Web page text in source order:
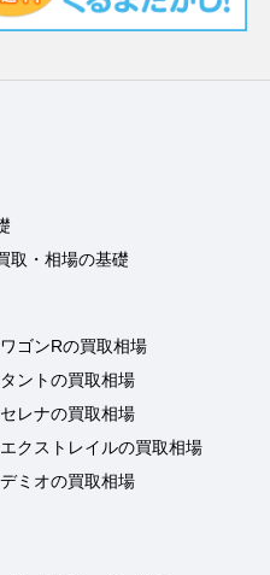
取・相場の基礎
ワゴンRの買取相場
タントの買取相場
セレナの買取相場
エクストレイルの買取相場
デミオの買取相場